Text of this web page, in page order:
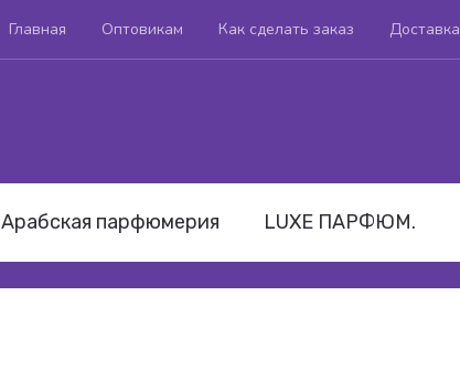
Главная Оптовикам Как сделать заказ Доставка
Арабская парфюмерия LUXE ПАРФЮМ.